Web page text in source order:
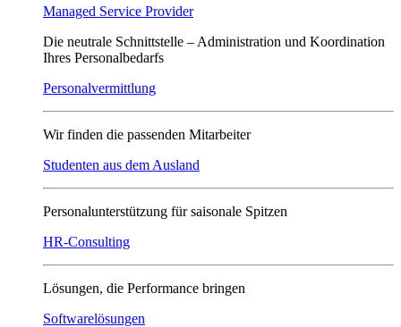
Managed Service Provider
Die neutrale Schnittstelle – Administration und Koordination
Ihres Personalbedarfs
Personalvermittlung
Wir finden die passenden Mitarbeiter
Studenten aus dem Ausland
Personalunterstützung für saisonale Spitzen
HR-Consulting
Lösungen, die Performance bringen
Softwarelösungen